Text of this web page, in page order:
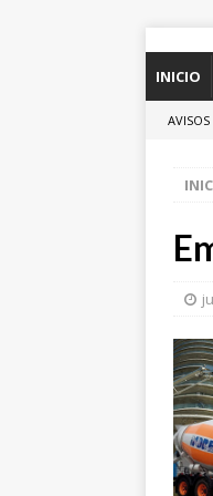
INICIO
AVISOS